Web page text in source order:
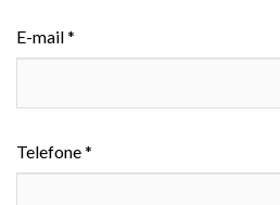
E-mail *
Telefone *